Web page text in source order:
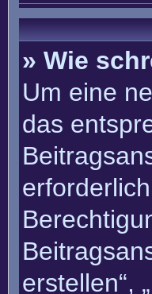
» Wie
Um eine
das
erstellen“,